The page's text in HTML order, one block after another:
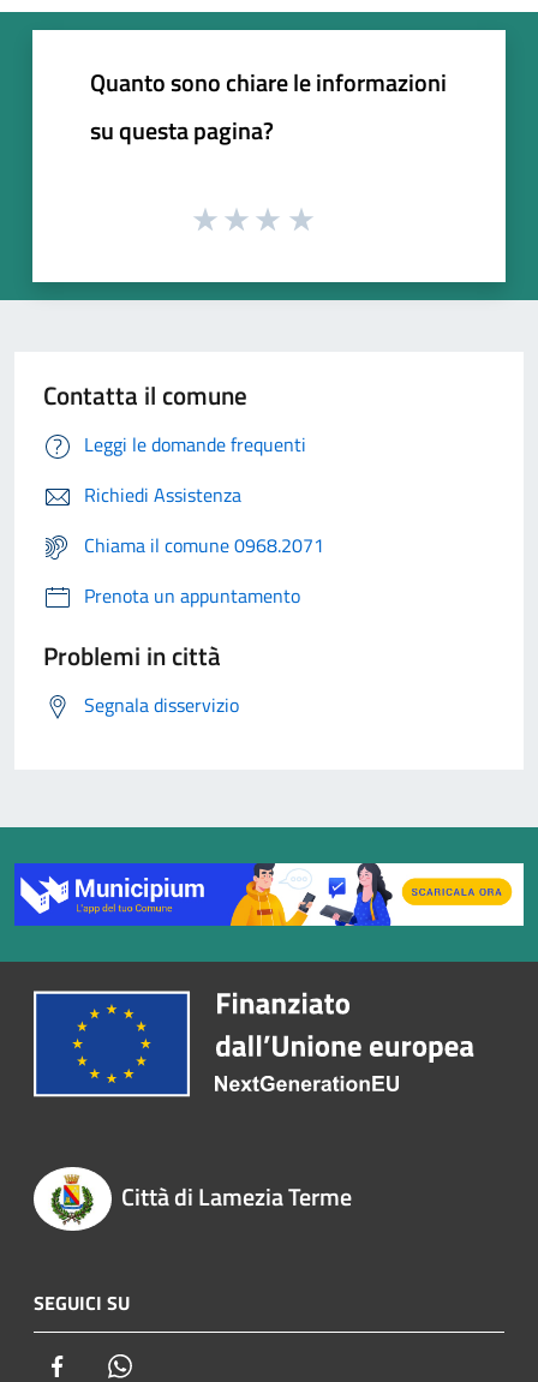
Quanto sono chiare le informazioni
su questa pagina?
Contatta il comune
Leggi le domande frequenti
Richiedi Assistenza
Chiama il comune 0968.2071
Prenota un appuntamento
Problemi in città
Segnala disservizio
Città di Lamezia Terme
SEGUICI SU
Facebook